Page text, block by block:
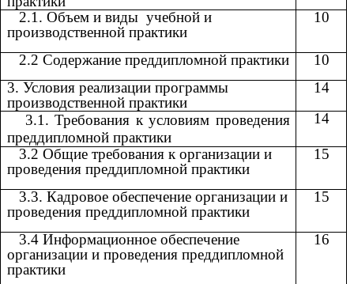
2.1. Объем и виды учебной и
производственной практики
10
2.2 Содержание преддипломной практики
10
3. Условия реализации программы
производственной практики
14
3.1. Требования к условиям проведения
преддипломной практики
14
3.2 Общие требования к организации и
проведения преддипломной практики
15
3.3. Кадровое обеспечение организации и
проведения преддипломной практики
15
3.4 Информационное обеспечение
организации и проведения преддипломной
практики
16